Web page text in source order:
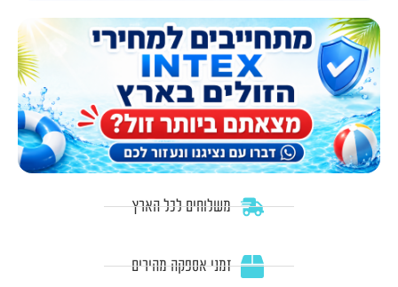
משלוחים לכל הארץ
זמני אספקה מהירים